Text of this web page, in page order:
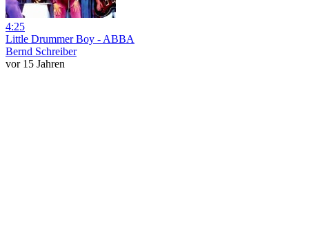
4:25
Little Drummer Boy - ABBA
Bernd Schreiber
vor 15 Jahren